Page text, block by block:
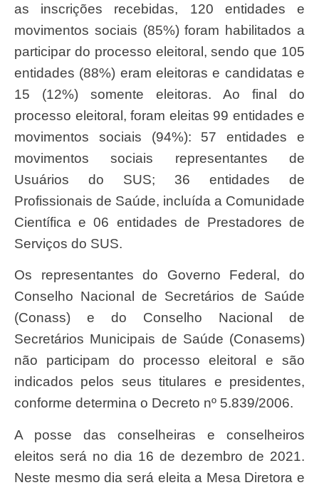
as inscrições recebidas, 120 entidades e
movimentos sociais (85%) foram habilitados a
participar do processo eleitoral, sendo que 105
entidades (88%) eram eleitoras e candidatas e
15 (12%) somente eleitoras. Ao final do
processo eleitoral, foram eleitas 99 entidades e
movimentos sociais (94%): 57 entidades e
movimentos sociais representantes de
Usuários do SUS; 36 entidades de
Profissionais de Saúde, incluída a Comunidade
Científica e 06 entidades de Prestadores de
Serviços do SUS.
Os representantes do Governo Federal, do
Conselho Nacional de Secretários de Saúde
(Conass) e do Conselho Nacional de
Secretários Municipais de Saúde (Conasems)
não participam do processo eleitoral e são
indicados pelos seus titulares e presidentes,
conforme determina o Decreto nº 5.839/2006.
A posse das conselheiras e conselheiros
eleitos será no dia 16 de dezembro de 2021.
Neste mesmo dia será eleita a Mesa Diretora e